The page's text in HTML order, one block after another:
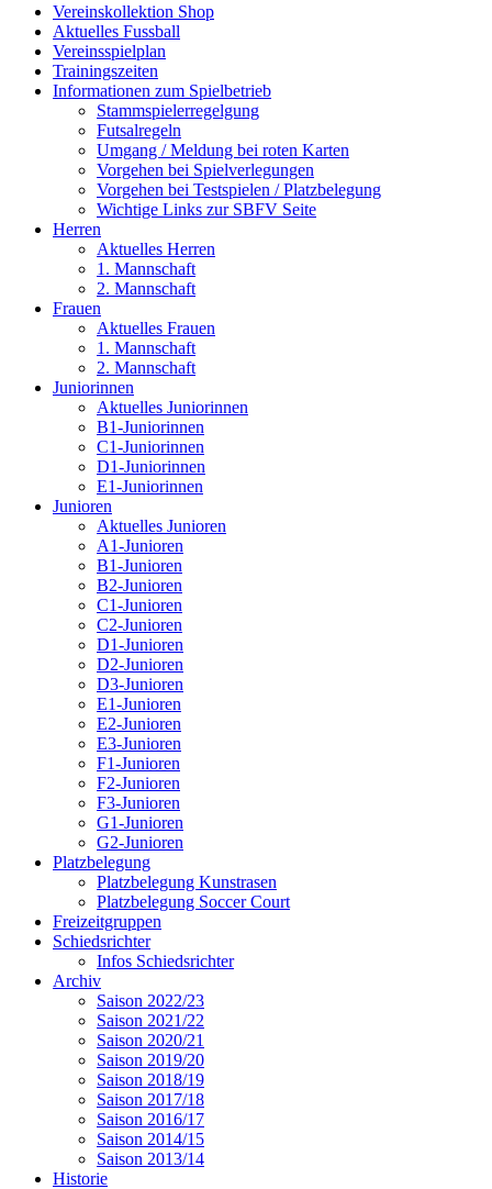
Vereinskollektion Shop
Aktuelles Fussball
Vereinsspielplan
Trainingszeiten
Informationen zum Spielbetrieb
Stammspielerregelgung
Futsalregeln
Umgang / Meldung bei roten Karten
Vorgehen bei Spielverlegungen
Vorgehen bei Testspielen / Platzbelegung
Wichtige Links zur SBFV Seite
Herren
Aktuelles Herren
1. Mannschaft
2. Mannschaft
Frauen
Aktuelles Frauen
1. Mannschaft
2. Mannschaft
Juniorinnen
Aktuelles Juniorinnen
B1-Juniorinnen
C1-Juniorinnen
D1-Juniorinnen
E1-Juniorinnen
Junioren
Aktuelles Junioren
A1-Junioren
B1-Junioren
B2-Junioren
C1-Junioren
C2-Junioren
D1-Junioren
D2-Junioren
D3-Junioren
E1-Junioren
E2-Junioren
E3-Junioren
F1-Junioren
F2-Junioren
F3-Junioren
G1-Junioren
G2-Junioren
Platzbelegung
Platzbelegung Kunstrasen
Platzbelegung Soccer Court
Freizeitgruppen
Schiedsrichter
Infos Schiedsrichter
Archiv
Saison 2022/23
Saison 2021/22
Saison 2020/21
Saison 2019/20
Saison 2018/19
Saison 2017/18
Saison 2016/17
Saison 2014/15
Saison 2013/14
Historie